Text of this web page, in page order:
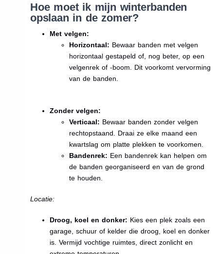
Hoe moet ik mijn winterbanden
opslaan in de zomer?
Met velgen:
Horizontaal: Bewaar banden met velgen
horizontaal gestapeld of, nog beter, op een
velgenrek of -boom. Dit voorkomt vervorming
van de banden.
Zonder velgen:
Verticaal: Bewaar banden zonder velgen
rechtopstaand. Draai ze elke maand een
kwartslag om platte plekken te voorkomen.
Bandenrek: Een bandenrek kan helpen om
de banden georganiseerd en van de grond
te houden.
Locatie:
Droog, koel en donker: Kies een plek zoals een
garage, schuur of kelder die droog, koel en donker
is. Vermijd vochtige ruimtes, direct zonlicht en